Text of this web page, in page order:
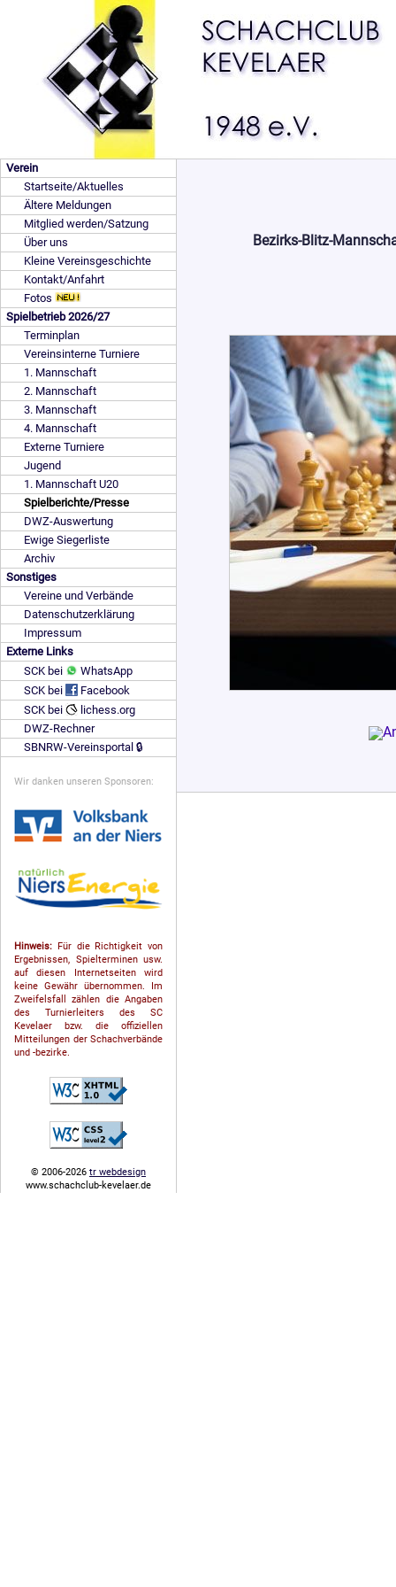
Verein
Startseite/Aktuelles
Ältere Meldungen
Mitglied werden/Satzung
Über uns
Kleine Vereinsgeschichte
Kontakt/Anfahrt
Fotos
Spielbetrieb 2026/27
Terminplan
Vereinsinterne Turniere
1. Mannschaft
2. Mannschaft
3. Mannschaft
4. Mannschaft
Externe Turniere
Jugend
1. Mannschaft U20
Spielberichte/Presse
DWZ-Auswertung
Ewige Siegerliste
Archiv
Sonstiges
Vereine und Verbände
Datenschutzerklärung
Impressum
Externe Links
SCK bei
WhatsApp
SCK bei
Facebook
SCK bei
lichess.org
DWZ-Rechner
SBNRW-Vereinsportal 🔒
Wir danken unseren Sponsoren:
Hinweis: Für die Richtigkeit von
Ergebnissen, Spielterminen usw.
auf diesen Internetseiten wird
keine Gewähr übernommen. Im
Zweifelsfall zählen die Angaben
des Turnierleiters des SC
Kevelaer bzw. die offiziellen
Mitteilungen der Schach­ver­bände
und -bezirke.
© 2006-2026 tr webdesign
www.schachclub-kevelaer.de
Bezirks-Blitz-